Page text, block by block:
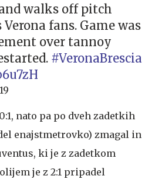
walks off pitch
fans. Game was
over tannoy
#VeronaBrescia
nato pa po dveh zadetkih
enajstmetrovko) zmagal in
ki je z zadetkom
je z 2:1 pripadel